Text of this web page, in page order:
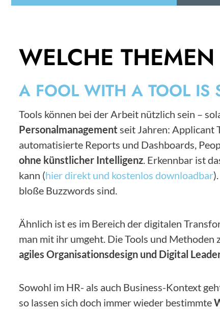
WELCHE
A FOOL WITH A TOOL IS
Tools können bei der Arbeit nützlich sein –
Personalmanagement seit Jahren: Applicant
automatisierte Reports und Dashboards,
ohne künstlicher Intelligenz . Erkennbar ist
kann (hier direkt und kostenlos downloadbar
bloße Buzzwords sind.
Ähnlich ist es im Bereich der digitalen
man mit ihr umgeht. Die Tools und Methoden
agiles Organisationsdesign und Digital
Sowohl im HR- als auch Business-Kontext
so lassen sich doch immer wieder bestimmte